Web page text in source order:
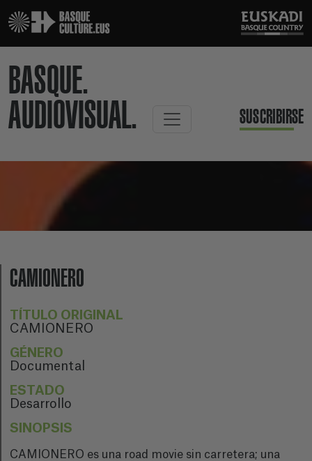
BASQUE.
AUDIOVISUAL.
SUSCRIBIRSE
CAMIONERO
TÍTULO ORIGINAL
CAMIONERO
GÉNERO
Documental
ESTADO
Desarrollo
SINOPSIS
CAMIONERO es una road movie sin carretera; una